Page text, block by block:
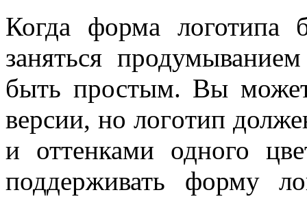
Когда форма логотипа
заняться
быть простым. Вы
версии, но логoтип
и оттенками одного
поддерживать форму